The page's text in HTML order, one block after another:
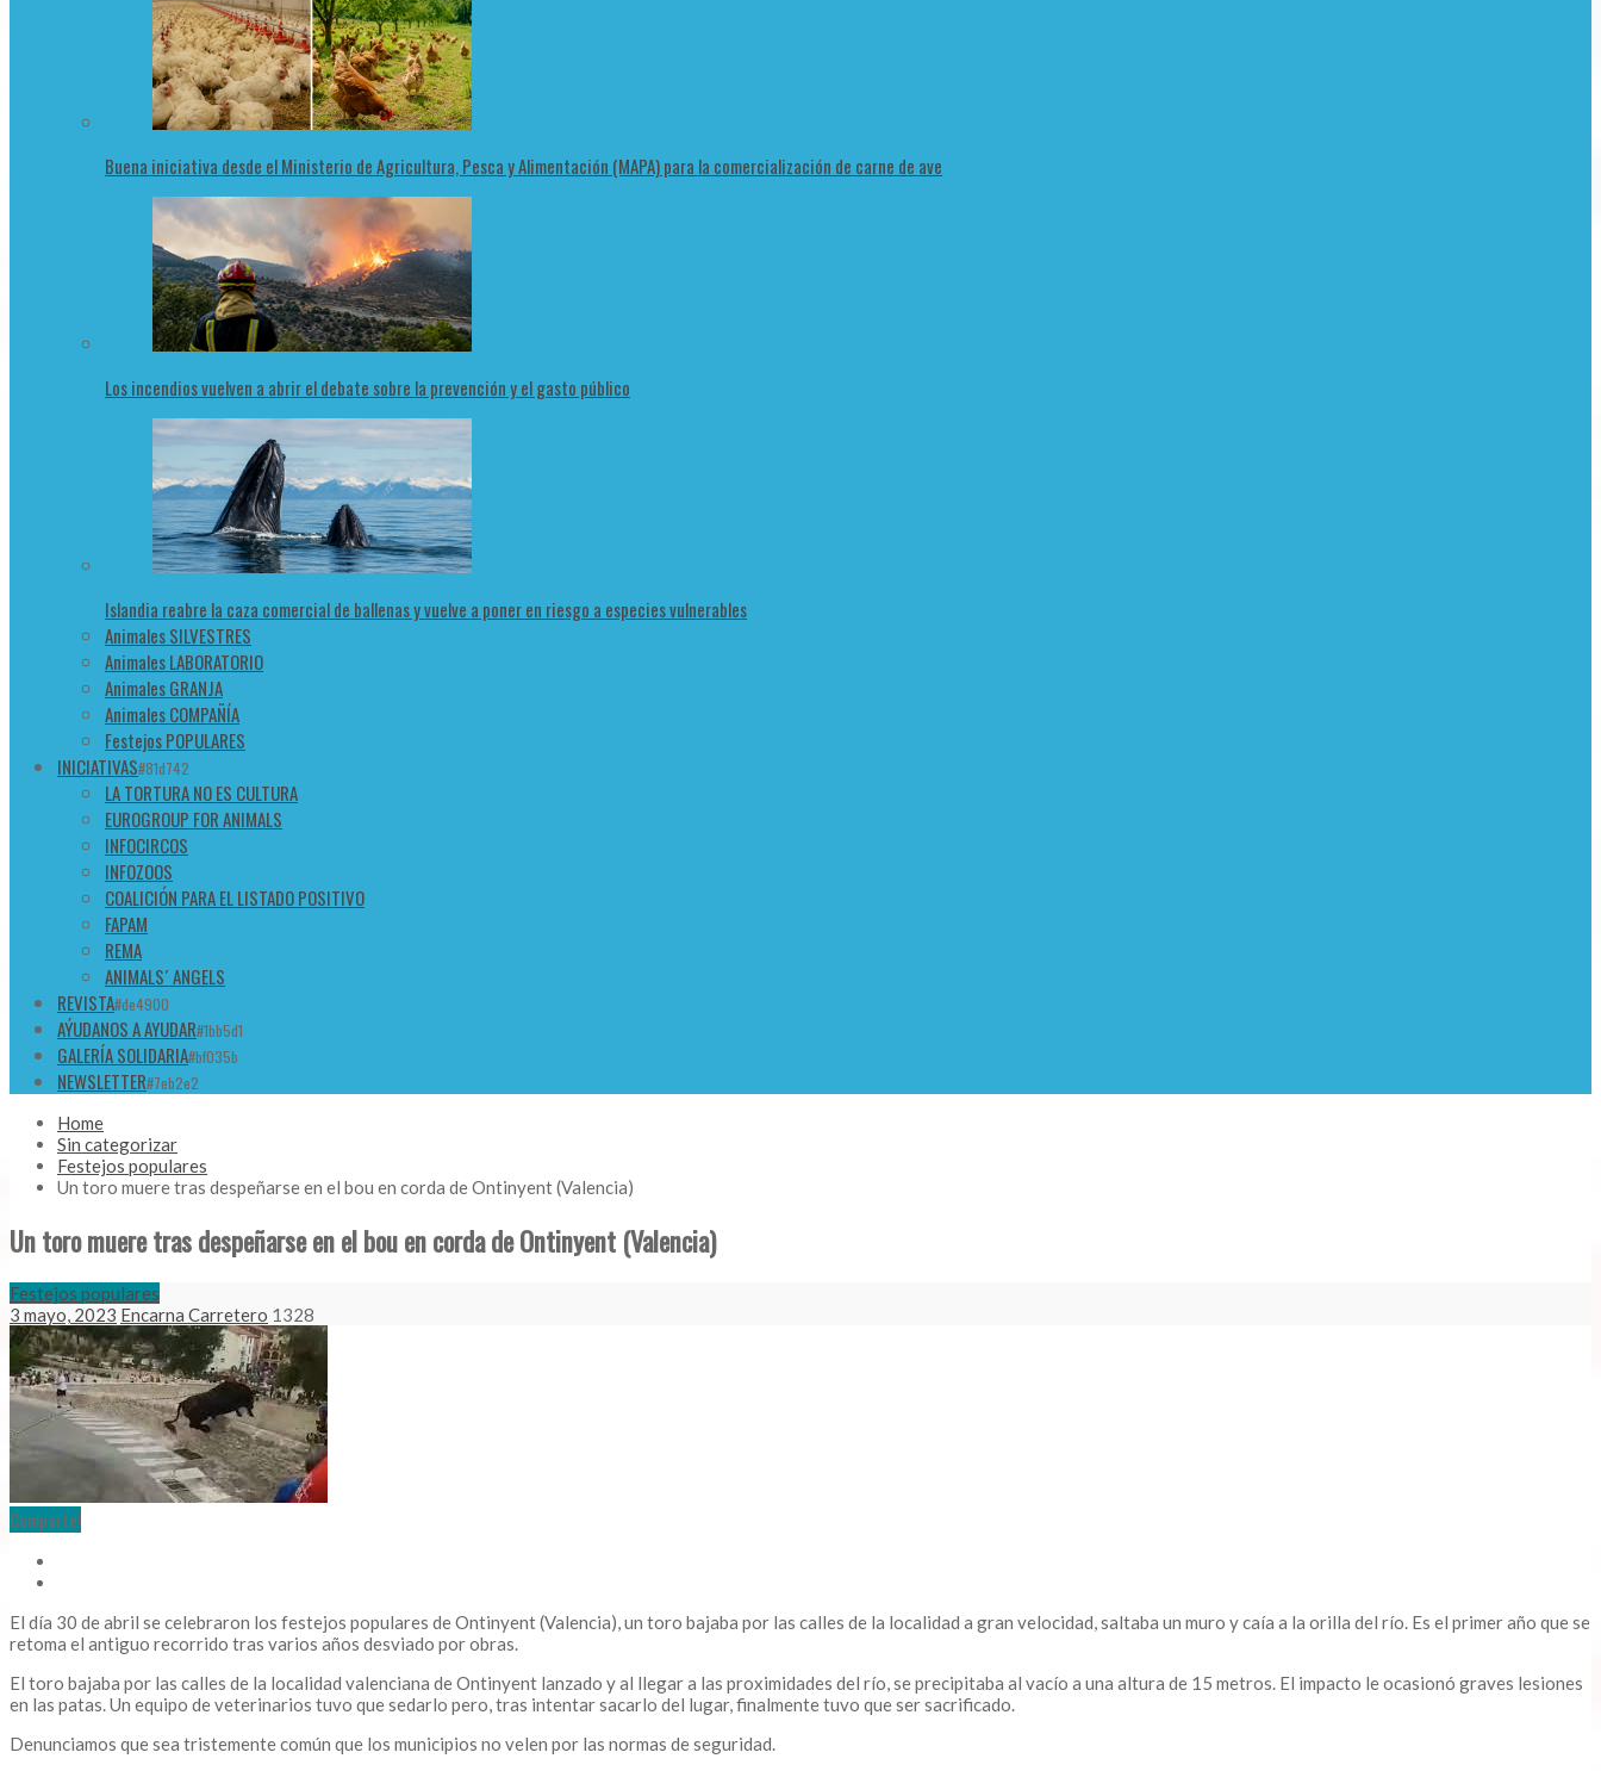
Buena iniciativa desde el Ministerio de Agricultura, Pesca y Alimentación (MAPA) para la comercialización de carne de ave
Los incendios vuelven a abrir el debate sobre la prevención y el gasto público
Islandia reabre la caza comercial de ballenas y vuelve a poner en riesgo a especies vulnerables
Animales SILVESTRES
Animales LABORATORIO
Animales GRANJA
Animales COMPAÑÍA
Festejos POPULARES
INICIATIVAS#81d742
LA TORTURA NO ES CULTURA
EUROGROUP FOR ANIMALS
INFOCIRCOS
INFOZOOS
COALICIÓN PARA EL LISTADO POSITIVO
FAPAM
REMA
ANIMALS´ ANGELS
REVISTA#de4900
AÝUDANOS A AYUDAR#1bb5d1
GALERÍA SOLIDARIA#bf035b
NEWSLETTER#7eb2e2
Home
Sin categorizar
Festejos populares
Un toro muere tras despeñarse en el bou en corda de Ontinyent (Valencia)
Un toro muere tras despeñarse en el bou en corda de Ontinyent (Valencia)
Festejos populares
3 mayo, 2023 Encarna Carretero 1328
Comparte!
El día 30 de abril se celebraron los festejos populares de Ontinyent (Valencia), un toro bajaba por las calles de la localidad a gran velocidad, saltaba un muro y caía a la orilla del río. Es el primer año que se
retoma el antiguo recorrido tras varios años desviado por obras.
El toro bajaba por las calles de la localidad valenciana de Ontinyent lanzado y al llegar a las proximidades del río, se precipitaba al vacío a una altura de 15 metros. El impacto le ocasionó graves lesiones
en las patas. Un equipo de veterinarios tuvo que sedarlo pero, tras intentar sacarlo del lugar, finalmente tuvo que ser sacrificado.
Denunciamos que sea tristemente común que los municipios no velen por las normas de seguridad.